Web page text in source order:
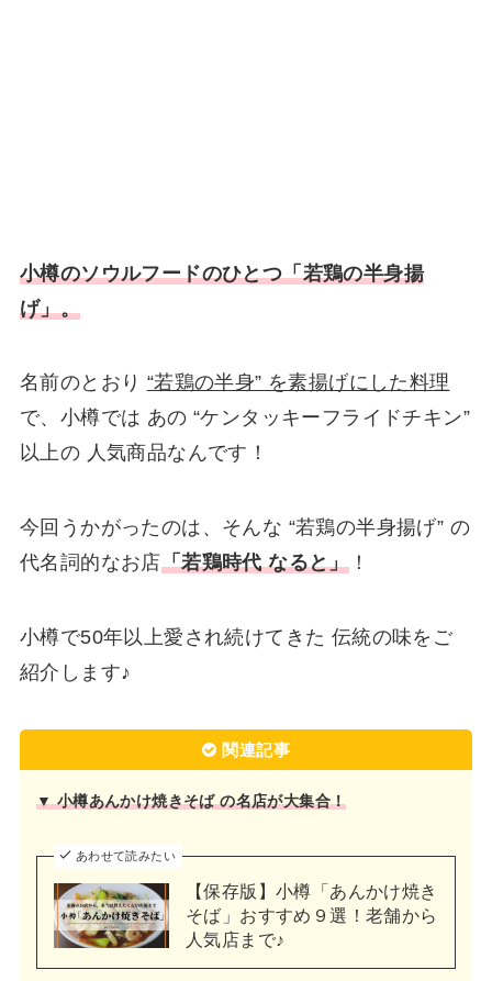
小樽のソウルフードのひとつ「若鶏の半身揚
げ」。
名前のとおり “若鶏の半身” を素揚げにした料理
で、小樽では あの “ケンタッキーフライドチキン”
以上の 人気商品なんです！
今回うかがったのは、そんな “若鶏の半身揚げ” の
代名詞的なお店「若鶏時代 なると」！
小樽で50年以上愛され続けてきた 伝統の味をご
紹介します♪
関連記事
▼ 小樽あんかけ焼きそば の名店が大集合！
あわせて読みたい
【保存版】小樽「あんかけ焼き
そば」おすすめ９選！老舗から
人気店まで♪